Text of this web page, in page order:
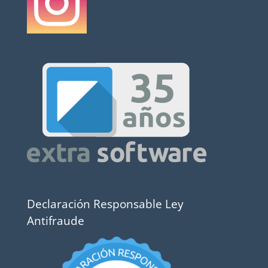
Declaración Responsable Ley
Antifraude